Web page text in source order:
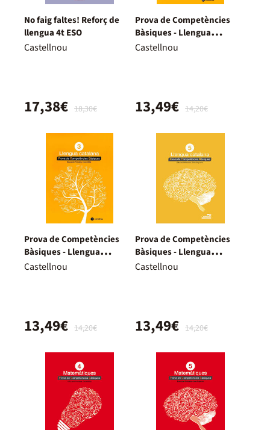
No faig faltes! Reforç de
llengua 4t ESO
Castellnou
18,30€
17,38€
Prova de Competències
Bàsiques - Llengua
Catalana 4
Castellnou
14,20€
13,49€
Prova de Competències
Bàsiques - Llengua
Catalana 3
Castellnou
14,20€
13,49€
Prova de Competències
Bàsiques - Llengua
Catalana 5
Castellnou
14,20€
13,49€